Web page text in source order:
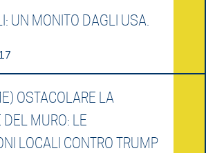
UN MONITO DAGLI USA.
OSTACOLARE LA
MURO: LE
LOCALI CONTRO TRUMP